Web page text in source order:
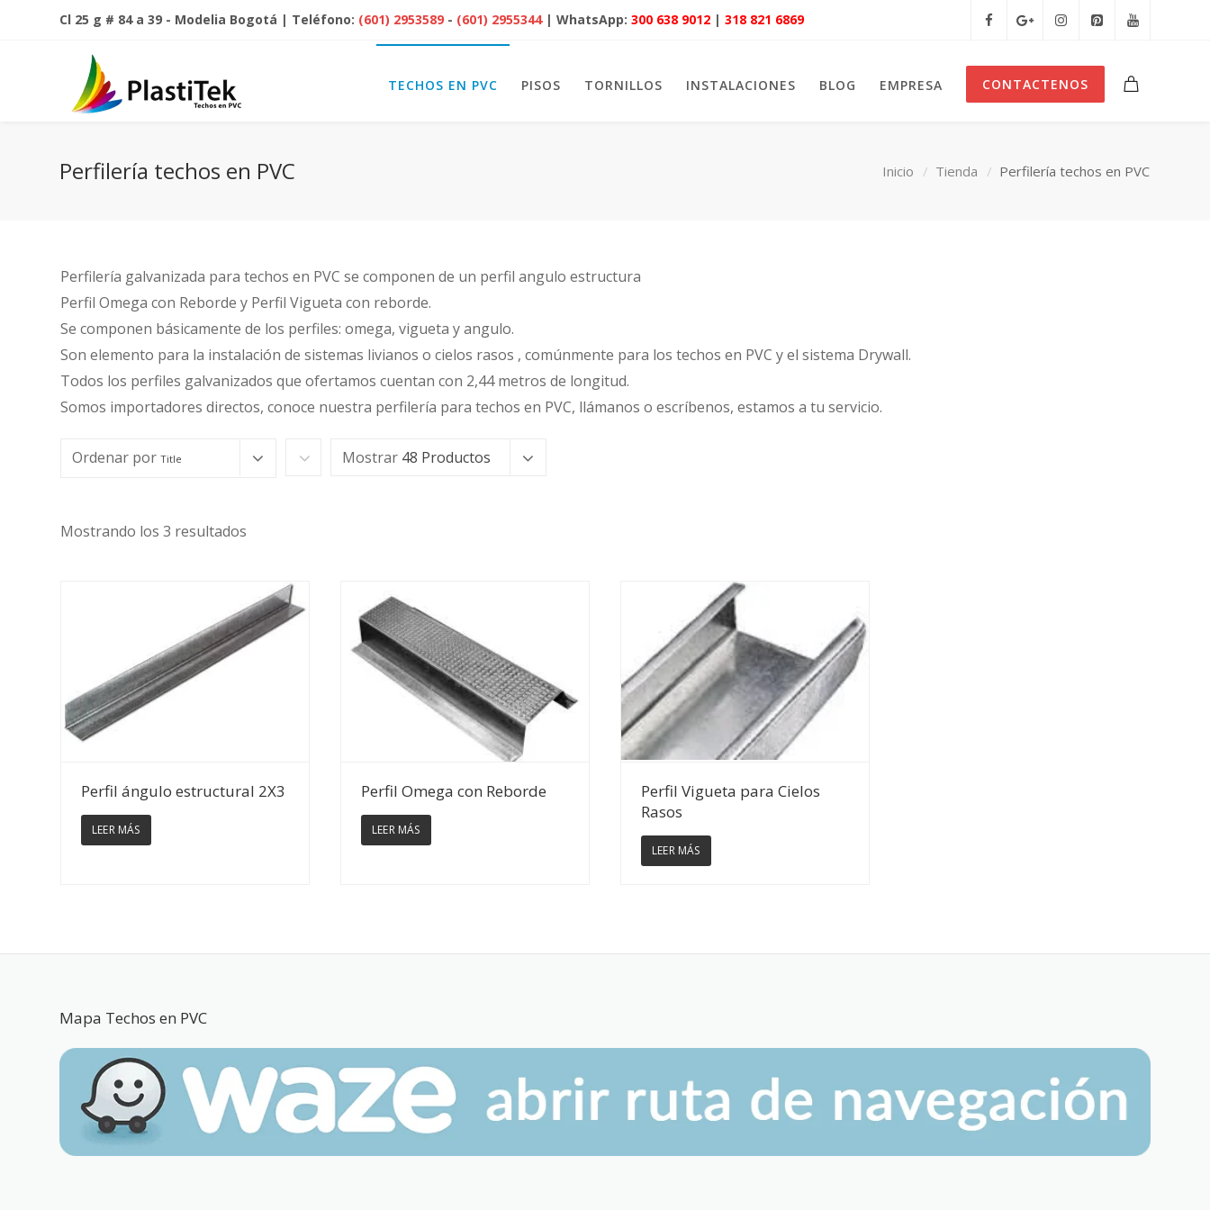
Cl 25 g # 84 a 39 - Modelia Bogotá | Teléfono: (601) 2953589 - (601) 2955344 | WhatsApp:300 638 9012 |318 821 6869
TECHOS EN PVC PISOS TORNILLOS INSTALACIONES BLOG EMPRESA CONTACTENOS
Perfilería techos en PVC Inicio Tienda Perfilería techos en PVC
Perfilería galvanizada para techos en PVC se componen de un perfil angulo estructura
Perfil Omega con Reborde y Perfil Vigueta con reborde.
Se componen básicamente de los perfiles: omega, vigueta y angulo.
Son elemento para la instalación de sistemas livianos o cielos rasos , comúnmente para los techos en PVC y el sistema Drywall.
Todos los perfiles galvanizados que ofertamos cuentan con 2,44 metros de longitud.
Somos importadores directos, conoce nuestra perfilería para techos en PVC, llámanos o escríbenos, estamos a tu servicio.
Ordenar por Title Mostrar 48 Productos
Mostrando los 3 resultados
Ver Detalles
Perfil ángulo estructural 2X3
LEER MÁS
Ver Detalles
Perfil Omega con Reborde
LEER MÁS
Ver Detalles
Perfil Vigueta para Cielos
Rasos
LEER MÁS
Mapa Techos en PVC